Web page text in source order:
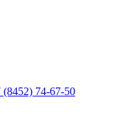
(8452) 74-67-50